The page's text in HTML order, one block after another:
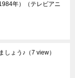
年）（テレビアニ
しょう♪ （7 view）